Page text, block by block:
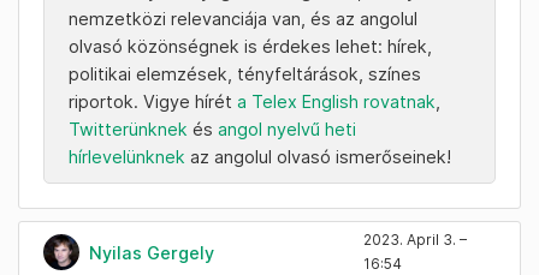
nemzetközi relevanciája van, és az angolul
olvasó közönségnek is érdekes lehet: hírek,
politikai elemzések, tényfeltárások, színes
riportok. Vigye hírét a Telex English rovatnak,
Twitterünknek és angol nyelvű heti
hírlevelünknek az angolul olvasó ismerőseinek!
Nyilas Gergely
2023. April 3. –
16:54